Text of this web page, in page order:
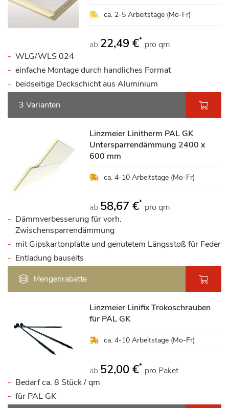
ca. 2-5 Arbeitstage (Mo-Fr)
ab 22,49 €* pro qm
WLG/WLS 024
einfache Montage durch handliches Format
beidseitige Deckschicht aus Aluminium
3 Varianten
Linzmeier Linitherm PAL GK
Untersparrendämmung 2400 x
600 mm
ca. 4-10 Arbeitstage (Mo-Fr)
ab 58,67 €* pro qm
Dämmverbesserung für vorh.
Zwischensparrendämmung
mit Gipskartonplatte und genutetem Längsstoß für Feder
Entladung bauseits
Mengenrabatte
Linzmeier Linifix Trokoschrauben
für PAL GK
ca. 4-10 Arbeitstage (Mo-Fr)
ab 52,00 €* pro Paket
Bedarf ca. 8 Stück / qm
für PAL GK